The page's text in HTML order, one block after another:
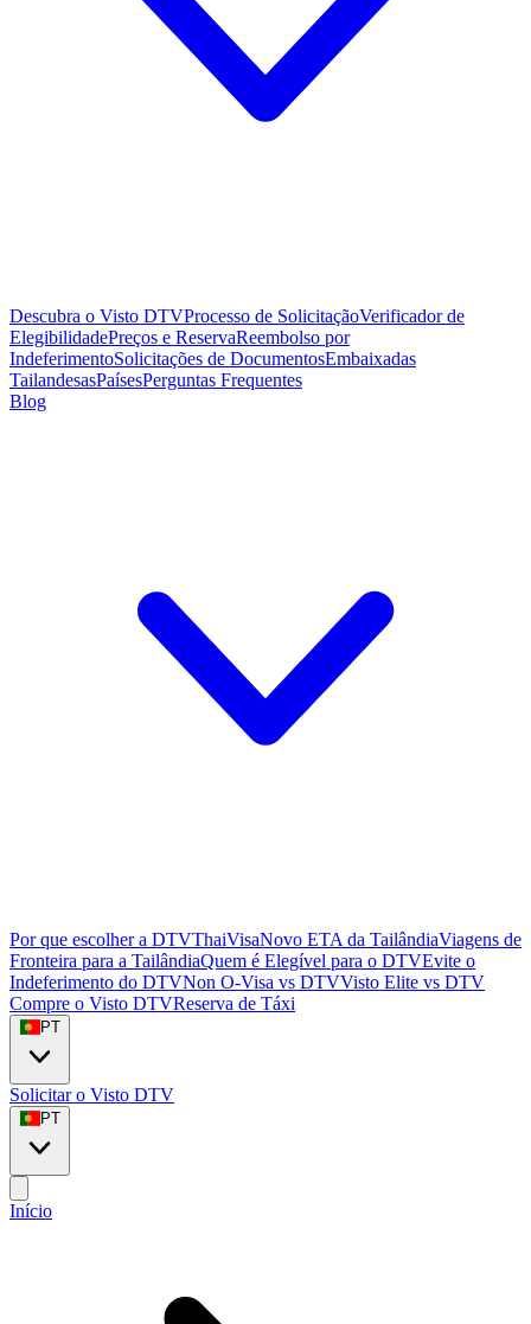
Descubra o Visto DTVProcesso de SolicitaçãoVerificador de
ElegibilidadePreços e ReservaReembolso por
IndeferimentoSolicitações de DocumentosEmbaixadas
TailandesasPaísesPerguntas Frequentes
Blog
Por que escolher a DTVThaiVisaNovo ETA da TailândiaViagens de
Fronteira para a TailândiaQuem é Elegível para o DTVEvite o
Indeferimento do DTVNon O-Visa vs DTVVisto Elite vs DTV
Compre o Visto DTVReserva de Táxi
PT
Solicitar o Visto DTV
PT
Início